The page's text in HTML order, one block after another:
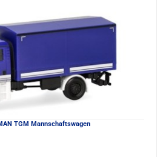
TGM Mannschaftswagen